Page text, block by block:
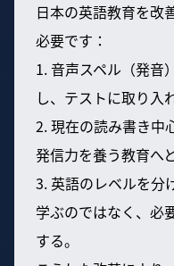
日本の英語教育を改
必要です：
1. 音声スペル（発音
し、テストに取り入
2. 現在の読み書き中
発信力を養う教育へ
3. 英語のレベルを分
学ぶのではなく、必
する。